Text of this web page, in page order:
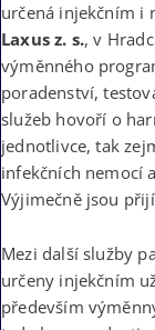
určená injekčním i
Laxus z. s., v
výměnného
poradenství,
služeb hovoří o
jednotlivce, tak
infekčních nemocí
Výjimečně jsou
Mezi další služby
určeny injekčním
především